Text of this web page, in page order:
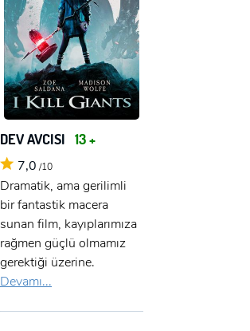
DEV AVCISI 13 +
7,0 /10
Dramatik, ama gerilimli
bir fantastik macera
sunan film, kayıplarımıza
rağmen güçlü olmamız
gerektiği üzerine.
Devamı...